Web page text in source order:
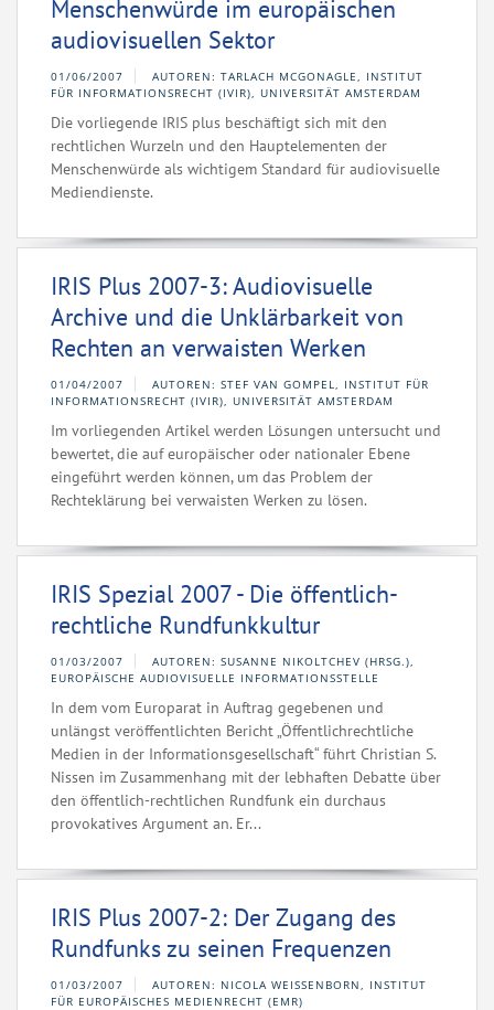
Menschenwürde im europäischen
audiovisuellen Sektor
01/06/2007
AUTOREN: TARLACH MCGONAGLE, INSTITUT
FÜR INFORMATIONSRECHT (IVIR), UNIVERSITÄT AMSTERDAM
Die vorliegende IRIS plus beschäftigt sich mit den
rechtlichen Wurzeln und den Hauptelementen der
Menschenwürde als wichtigem Standard für audiovisuelle
Mediendienste.
IRIS Plus 2007-3: Audiovisuelle
Archive und die Unklärbarkeit von
Rechten an verwaisten Werken
01/04/2007
AUTOREN: STEF VAN GOMPEL, INSTITUT FÜR
INFORMATIONSRECHT (IVIR), UNIVERSITÄT AMSTERDAM
Im vorliegenden Artikel werden Lösungen untersucht und
bewertet, die auf europäischer oder nationaler Ebene
eingeführt werden können, um das Problem der
Rechteklärung bei verwaisten Werken zu lösen.
IRIS Spezial 2007 - Die öffentlich-
rechtliche Rundfunkkultur
01/03/2007
AUTOREN: SUSANNE NIKOLTCHEV (HRSG.),
EUROPÄISCHE AUDIOVISUELLE INFORMATIONSSTELLE
In dem vom Europarat in Auftrag gegebenen und
unlängst veröffentlichten Bericht „Öffentlichrechtliche
Medien in der Informationsgesellschaft“ führt Christian S.
Nissen im Zusammenhang mit der lebhaften Debatte über
den öffentlich-rechtlichen Rundfunk ein durchaus
provokatives Argument an. Er...
IRIS Plus 2007-2: Der Zugang des
Rundfunks zu seinen Frequenzen
01/03/2007
AUTOREN: NICOLA WEISSENBORN, INSTITUT F
ÜR EUROPÄISCHES MEDIENRECHT (EMR)